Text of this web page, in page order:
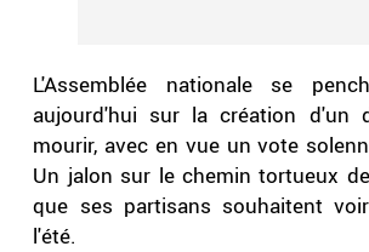
L'Assemblée nationale se
aujourd'hui sur la création d'un
mourir, avec en vue un vote
Un jalon sur le chemin tortueux
que ses partisans souhaitent
l'été.